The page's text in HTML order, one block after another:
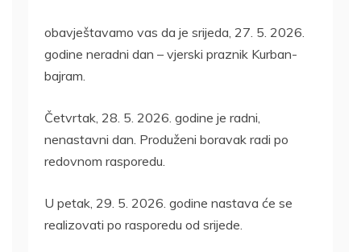
obavještavamo vas da je srijeda, 27. 5. 2026.
godine neradni dan – vjerski praznik Kurban-
bajram.
Četvrtak, 28. 5. 2026. godine je radni,
nenastavni dan. Produženi boravak radi po
redovnom rasporedu.
U petak, 29. 5. 2026. godine nastava će se
realizovati po rasporedu od srijede.